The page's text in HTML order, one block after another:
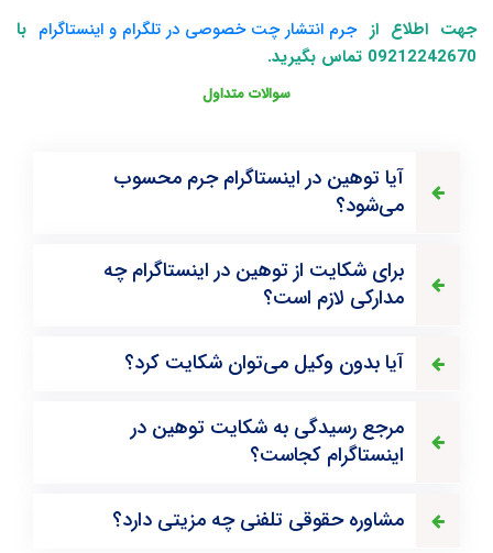
جهت اطلاع ازجرم انتشار چت خصوصی در تلگرام و اینستاگرام با
09212242670 تماس بگیرید.
سوالات متداول
آیا توهین در اینستاگرام جرم محسوب
می‌شود؟
برای شکایت از توهین در اینستاگرام چه
مدارکی لازم است؟
آیا بدون وکیل می‌توان شکایت کرد؟
مرجع رسیدگی به شکایت توهین در
اینستاگرام کجاست؟
مشاوره حقوقی تلفنی چه مزیتی دارد؟